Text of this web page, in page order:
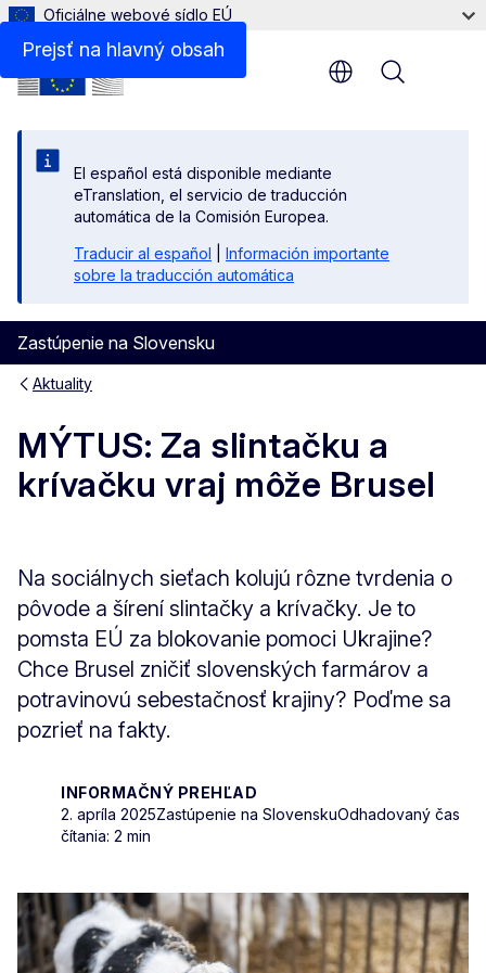
Prejsť na hlavný obsah
Oficiálne webové sídlo EÚ
El español está disponible mediante
eTranslation, el servicio de traducción
automática de la Comisión Europea.
Traducir al español
Información importante
sobre la traducción automática
Zastúpenie na Slovensku
Menu
Aktuality
MÝTUS: Za slintačku a
krívačku vraj môže Brusel
Na sociálnych sieťach kolujú rôzne tvrdenia o
pôvode a šírení slintačky a krívačky. Je to
pomsta EÚ za blokovanie pomoci Ukrajine?
Chce Brusel zničiť slovenských farmárov a
potravinovú sebestačnosť krajiny? Poďme sa
pozrieť na fakty.
INFORMAČNÝ PREHĽAD
2. apríla 2025Zastúpenie na SlovenskuOdhadovaný čas
čítania: 2 min